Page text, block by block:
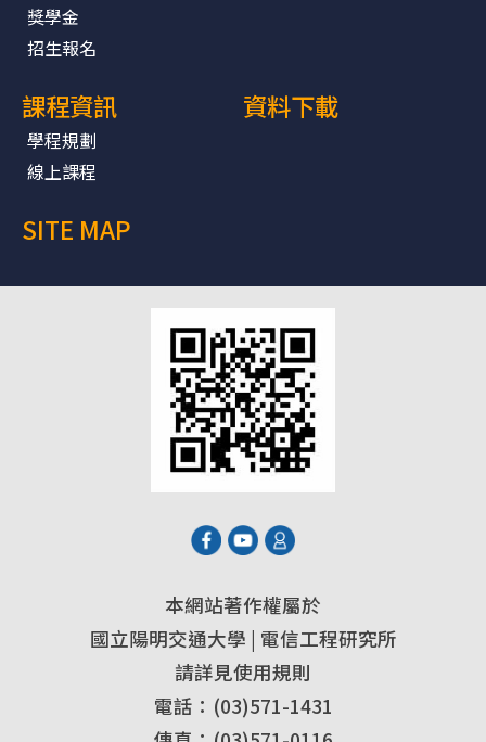
獎學金
招生報名
課程資訊
學程規劃
線上課程
資料下載
SITE MAP
本網站著作權屬於
國立陽明交通大學 | 電信工程研究所
請詳見使用規則
電話：(03)571-1431